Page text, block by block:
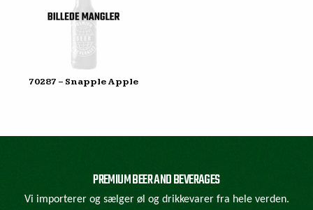
70287 – Snapple Apple
PREMIUM BEER AND BEVERAGES
Vi importerer og sælger øl og drikkevarer fra hele verden.